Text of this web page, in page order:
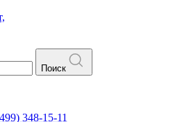
Поиск
348-15-11